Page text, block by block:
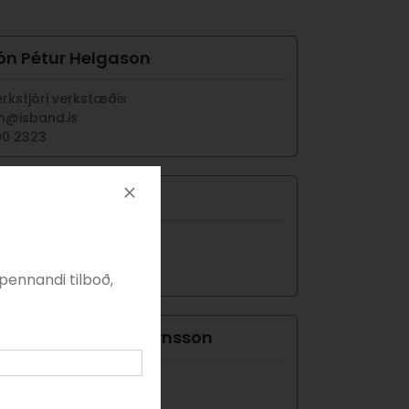
Pétur Helgason
verkstæðis
2323
Þorgrímsson
2300
Kristinn Björnsson
tilboð,